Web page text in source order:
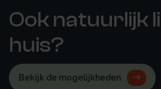
Ook natuurlijk
huis?
Bekijk de mogelijkheden